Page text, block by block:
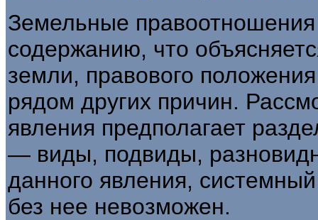
Земельные
содержанию, что
земли, правового
рядом других причин.
явления предполагает
— виды, подвиды,
данного явления,
без нее не­возможен.